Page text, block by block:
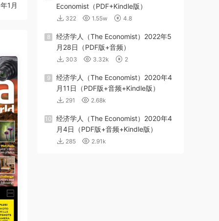
1月
Economist（PDF+Kindle版）
322 1.55w 4.8
8
经济学人（The Economist）2022年5
月28日（PDF版+音频）
303 3.32k 2
9
经济学人（The Economist）2020年4
月11日（PDF版+音频+Kindle版）
291 2.68k
10
经济学人（The Economist）2020年4
月4日（PDF版+音频+Kindle版）
285 2.91k